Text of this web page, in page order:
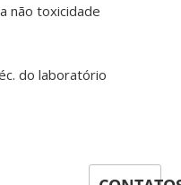
não toxicidade
do laboratório